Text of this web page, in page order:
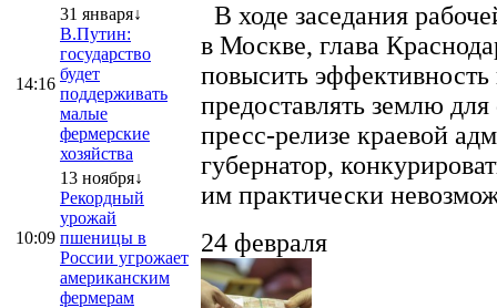
14:16
31 января↓
В.Путин:
государство
будет
поддерживать
малые
фермерские
хозяйства
10:09
13 ноября↓
Рекордный
урожай
пшеницы в
России угрожает
американским
фермерам
В ходе заседания
в Москве, глава
повысить эффективность
предоставлять землю
пресс-релизе краевой
губернатор,
им практически
24 февраля